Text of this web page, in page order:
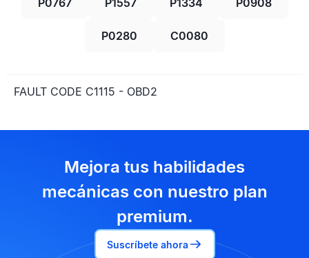
P0767 P1557 P1334 P0908
P0280 C0080
FAULT CODE C1115 - OBD2
Mejora tus habilidades
mecánicas con nuestro plan
premium.
Suscríbete ahora